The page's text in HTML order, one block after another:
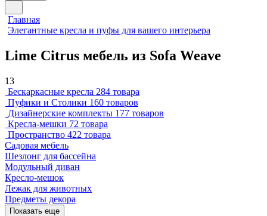
Главная
Элегантные кресла и пуфы для вашего интерьера
Lime Citrus мебель из Sofa Weave
13
Бескаркасные кресла 284 товара
Пуфики и Столики 160 товаров
Дизайнерские комплекты 177 товаров
Кресла-мешки 72 товара
Пространство 422 товара
Садовая мебель
Шезлонг для бассейна
Модульный диван
Кресло-мешок
Лежак для животных
Предметы декора
Показать еще